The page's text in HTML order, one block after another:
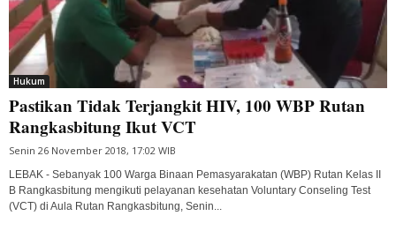
Hukum
Pastikan Tidak Terjangkit HIV, 100 WBP Rutan
Rangkasbitung Ikut VCT
Senin 26 November 2018, 17:02 WIB
LEBAK - Sebanyak 100 Warga Binaan Pemasyarakatan (WBP) Rutan Kelas II
B Rangkasbitung mengikuti pelayanan kesehatan Voluntary Conseling Test
(VCT) di Aula Rutan Rangkasbitung, Senin...